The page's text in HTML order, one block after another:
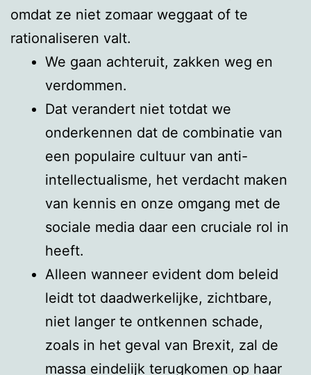
omdat ze niet zomaar weggaat of te
rationaliseren valt.
We gaan achteruit, zakken weg en
verdommen.
Dat verandert niet totdat we
onderkennen dat de combinatie van
een populaire cultuur van anti-
intellectualisme, het verdacht maken
van kennis en onze omgang met de
sociale media daar een cruciale rol in
heeft.
Alleen wanneer evident dom beleid
leidt tot daadwerkelijke, zichtbare,
niet langer te ontkennen schade,
zoals in het geval van Brexit, zal de
massa eindelijk terugkomen op haar